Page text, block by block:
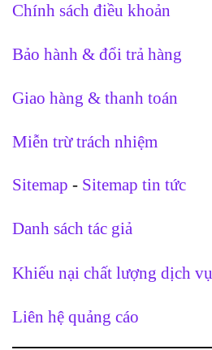
Chính sách điều khoản
Bảo hành & đổi trả hàng
Giao hàng & thanh toán
Miễn trừ trách nhiệm
Sitemap - Sitemap tin tức
Danh sách tác giả
Khiếu nại chất lượng dịch vụ
Liên hệ quảng cáo